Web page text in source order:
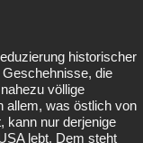
historischer
die
völlige
allem, was östlich von
kann nur derjenige
lebt. Dem steht